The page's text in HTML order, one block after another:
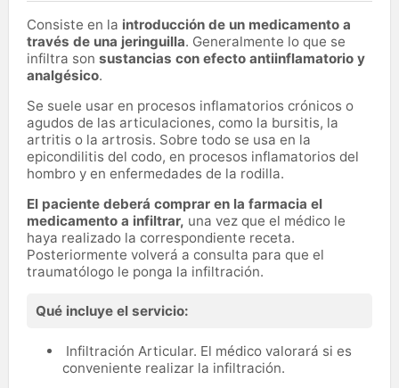
Consiste en la introducción de un medicamento a
través de una jeringuilla. Generalmente lo que se
infiltra son sustancias con efecto antiinflamatorio y
analgésico.
Se suele usar en procesos inflamatorios crónicos o
agudos de las articulaciones, como la bursitis, la
artritis o la artrosis. Sobre todo se usa en la
epicondilitis del codo, en procesos inflamatorios del
hombro y en enfermedades de la rodilla.
El paciente deberá comprar en la farmacia el
medicamento a infiltrar, una vez que el médico le
haya realizado la correspondiente receta.
Posteriormente volverá a consulta para que el
traumatólogo le ponga la infiltración.
Qué incluye el servicio:
Infiltración Articular. El médico valorará si es
conveniente realizar la infiltración.